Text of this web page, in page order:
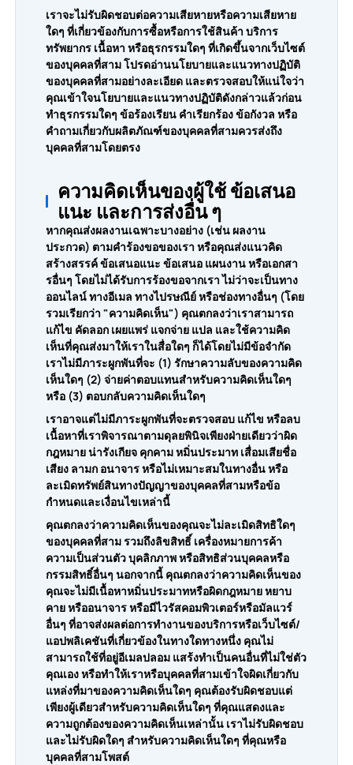
เราจะไม่รับผิดชอบต่อความเสียหายหรือความเสียหาย
ใดๆ ที่เกี่ยวข้องกับการซื้อหรือการใช้สินค้า บริการ
ทรัพยากร เนื้อหา หรือธุรกรรมใดๆ ที่เกิดขึ้นจากเว็บไซต์
ของบุคคลที่สาม โปรดอ่านนโยบายและแนวทางปฏิบัติ
ของบุคคลที่สามอย่างละเอียด และตรวจสอบให้แน่ใจว่า
คุณเข้าใจนโยบายและแนวทางปฏิบัติดังกล่าวแล้วก่อน
ทำธุรกรรมใดๆ ข้อร้องเรียน คำเรียกร้อง ข้อกังวล หรือ
คำถามเกี่ยวกับผลิตภัณฑ์ของบุคคลที่สามควรส่งถึง
บุคคลที่สามโดยตรง
ความคิดเห็นของผู้ใช้ ข้อเสนอ
แนะ และการส่งอื่น ๆ
หากคุณส่งผลงานเฉพาะบางอย่าง (เช่น ผลงาน
ประกวด) ตามคำร้องขอของเรา หรือคุณส่งแนวคิด
สร้างสรรค์ ข้อเสนอแนะ ข้อเสนอ แผนงาน หรือเอกสา
รอื่นๆ โดยไม่ได้รับการร้องขอจากเรา ไม่ว่าจะเป็นทาง
ออนไลน์ ทางอีเมล ทางไปรษณีย์ หรือช่องทางอื่นๆ (โดย
รวมเรียกว่า "ความคิดเห็น") คุณตกลงว่าเราสามารถ
แก้ไข คัดลอก เผยแพร่ แจกจ่าย แปล และใช้ความคิด
เห็นที่คุณส่งมาให้เราในสื่อใดๆ ก็ได้โดยไม่มีข้อจำกัด
เราไม่มีภาระผูกพันที่จะ (1) รักษาความลับของความคิด
เห็นใดๆ (2) จ่ายค่าตอบแทนสำหรับความคิดเห็นใดๆ
หรือ (3) ตอบกลับความคิดเห็นใดๆ
เราอาจแต่ไม่มีภาระผูกพันที่จะตรวจสอบ แก้ไข หรือลบ
เนื้อหาที่เราพิจารณาตามดุลยพินิจเพียงฝ่ายเดียวว่าผิด
กฎหมาย น่ารังเกียจ คุกคาม หมิ่นประมาท เสื่อมเสียชื่อ
เสียง ลามก อนาจาร หรือไม่เหมาะสมในทางอื่น หรือ
ละเมิดทรัพย์สินทางปัญญาของบุคคลที่สามหรือข้อ
กำหนดและเงื่อนไขเหล่านี้
คุณตกลงว่าความคิดเห็นของคุณจะไม่ละเมิดสิทธิใดๆ
ของบุคคลที่สาม รวมถึงลิขสิทธิ์ เครื่องหมายการค้า
ความเป็นส่วนตัว บุคลิกภาพ หรือสิทธิส่วนบุคคลหรือ
กรรมสิทธิ์อื่นๆ นอกจากนี้ คุณตกลงว่าความคิดเห็นของ
คุณจะไม่มีเนื้อหาหมิ่นประมาทหรือผิดกฎหมาย หยาบ
คาย หรืออนาจาร หรือมีไวรัสคอมพิวเตอร์หรือมัลแวร์
อื่นๆ ที่อาจส่งผลต่อการทำงานของบริการหรือเว็บไซต์/
แอปพลิเคชันที่เกี่ยวข้องในทางใดทางหนึ่ง คุณไม่
สามารถใช้ที่อยู่อีเมลปลอม แสร้งทำเป็นคนอื่นที่ไม่ใช่ตัว
คุณเอง หรือทำให้เราหรือบุคคลที่สามเข้าใจผิดเกี่ยวกับ
แหล่งที่มาของความคิดเห็นใดๆ คุณต้องรับผิดชอบแต่
เพียงผู้เดียวสำหรับความคิดเห็นใดๆ ที่คุณแสดงและ
ความถูกต้องของความคิดเห็นเหล่านั้น เราไม่รับผิดชอบ
และไม่รับผิดใดๆ สำหรับความคิดเห็นใดๆ ที่คุณหรือ
บุคคลที่สามโพสต์